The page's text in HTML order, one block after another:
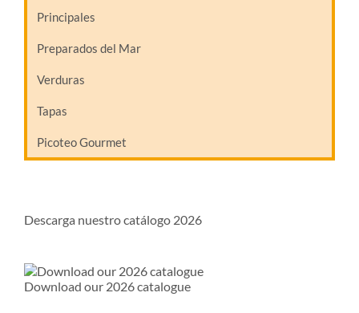
Principales
Preparados del Mar
Verduras
Tapas
Picoteo Gourmet
Descarga nuestro catálogo 2026
Download our 2026 catalogue